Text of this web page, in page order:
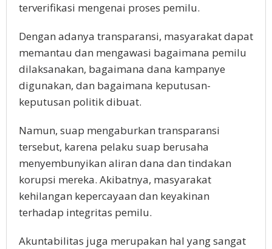
terverifikasi mengenai proses pemilu.
Dengan adanya transparansi, masyarakat dapat
memantau dan mengawasi bagaimana pemilu
dilaksanakan, bagaimana dana kampanye
digunakan, dan bagaimana keputusan-
keputusan politik dibuat.
Namun, suap mengaburkan transparansi
tersebut, karena pelaku suap berusaha
menyembunyikan aliran dana dan tindakan
korupsi mereka. Akibatnya, masyarakat
kehilangan kepercayaan dan keyakinan
terhadap integritas pemilu.
Akuntabilitas juga merupakan hal yang sangat